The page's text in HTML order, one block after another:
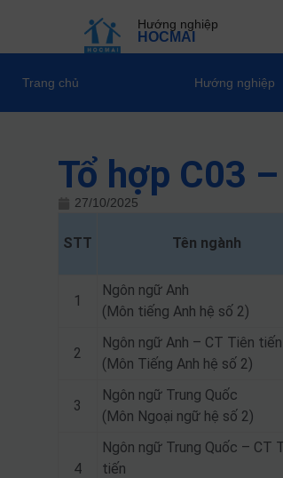
Hướng nghiệp
HOCMAI
Trang chủ Hướng nghiệp
Tổ hợp C03
27/10/2025
STT Tên ngành
1
Ngôn ngữ Anh
(Môn tiếng Anh hệ số 2)
2
Ngôn ngữ Anh – CT Tiên tiến
(Môn Tiếng Anh hệ số 2)
3
Ngôn ngữ Trung Quốc
(Môn Ngoại ngữ hệ số 2)
4
Ngôn ngữ Trung Quốc – CT
tiến